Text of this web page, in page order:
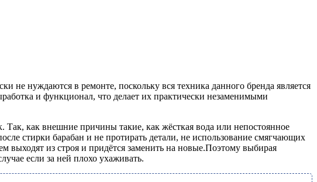
не нуждаются в ремонте, поскольку вся техника данного бренда является
и функционал, что делает их практически незаменимыми
как внешние причины такие, как жёсткая вода или непостоянное
стирки барабан и не протирать детали, не использование смягчающих
выходят из строя и придётся заменить на новые.Поэтому выбирая
если за ней плохо ухаживать.